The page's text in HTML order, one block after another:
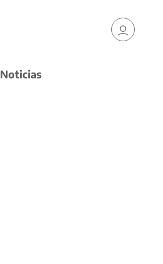
Noticias